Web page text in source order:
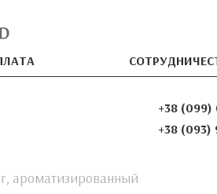
+38 (099)
+38 (093)
ароматизированный